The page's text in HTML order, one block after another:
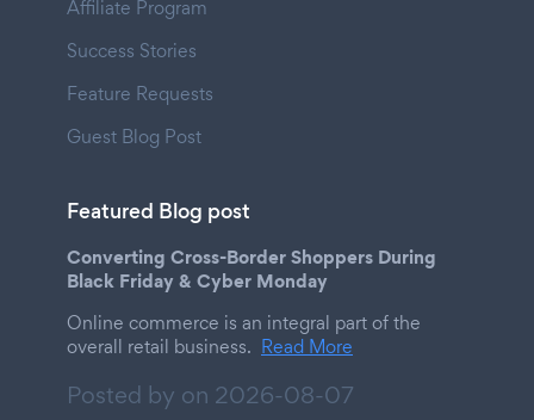
Affiliate Program
Success Stories
Feature Requests
Guest Blog Post
Featured Blog post
Converting Cross-Border Shoppers During
Black Friday & Cyber Monday
Online commerce is an integral part of the
overall retail business. Read More
Posted by on 2026-08-07